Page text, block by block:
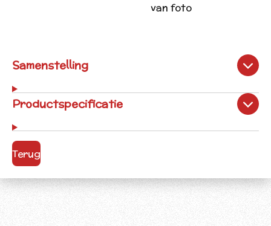
van foto
Samenstelling
Productspecificatie
Terug